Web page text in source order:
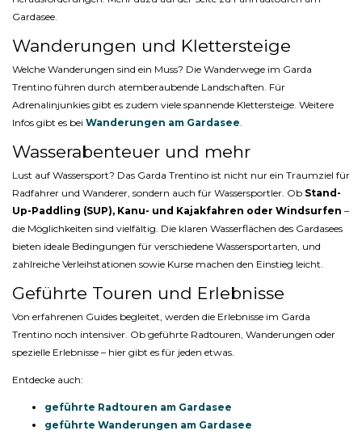
Gardasee.
Wanderungen und Klettersteige
Welche Wanderungen sind ein Muss? Die Wanderwege im Garda
Trentino führen durch atemberaubende Landschaften. Für
Adrenalinjunkies gibt es zudem viele spannende Klettersteige. Weitere
Infos gibt es bei Wanderungen am Gardasee.
Wasserabenteuer und mehr
Lust auf Wassersport? Das Garda Trentino ist nicht nur ein Traumziel für
Radfahrer und Wanderer, sondern auch für Wassersportler. Ob Stand-
Up-Paddling (SUP), Kanu- und Kajakfahren oder Windsurfen –
die Möglichkeiten sind vielfältig. Die klaren Wasserflächen des Gardasees
bieten ideale Bedingungen für verschiedene Wassersportarten, und
zahlreiche Verleihstationen sowie Kurse machen den Einstieg leicht.
Geführte Touren und Erlebnisse
Von erfahrenen Guides begleitet, werden die Erlebnisse im Garda
Trentino noch intensiver. Ob geführte Radtouren, Wanderungen oder
spezielle Erlebnisse – hier gibt es für jeden etwas.
Entdecke auch:
geführte Radtouren am Gardasee
geführte Wanderungen am Gardasee